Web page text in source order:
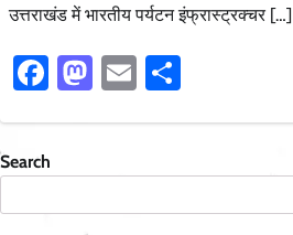
उत्तराखंड में भारतीय पर्यटन इंफ्रास्ट्रक्चर […]
Facebook
Mastodon
Email
Search